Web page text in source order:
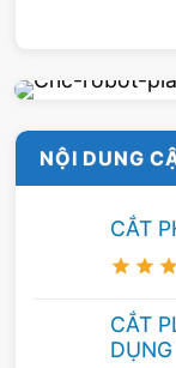
NỘI DUNG
CẮT
CẮT